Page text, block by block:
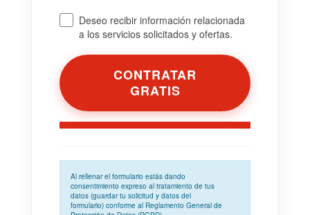
Deseo recibir información relacionada
a los servicios solicitados y ofertas.
Al rellenar el formulario estás dando
consentimiento expreso al tratamiento de tus
datos (guardar tu solicitud y datos del
formulario) conforme al Reglamento General de